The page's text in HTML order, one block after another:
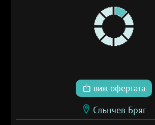
виж офертата
Слънчев Бряг